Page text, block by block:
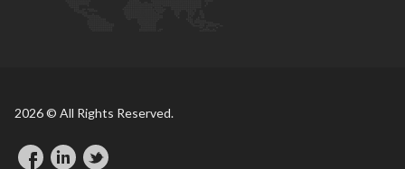
2026 © All Rights Reserved.